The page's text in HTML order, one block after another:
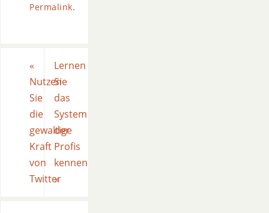
Permalink.
«
Nutzen
Sie
die
gewaltige
Kraft
von
Twitter
Lernen
Sie
das
System
der
Profis
kennen
»